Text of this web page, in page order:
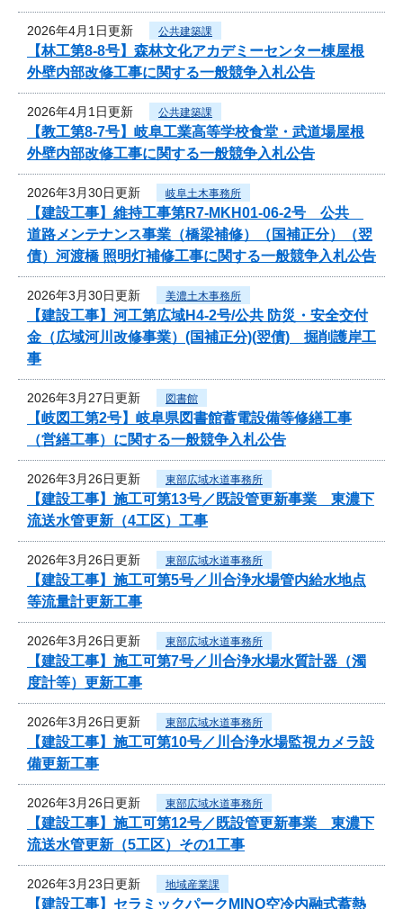
2026年4月1日更新 公共建築課
【林工第8-8号】森林文化アカデミーセンター棟屋根
外壁内部改修工事に関する一般競争入札公告
2026年4月1日更新 公共建築課
【教工第8-7号】岐阜工業高等学校食堂・武道場屋根
外壁内部改修工事に関する一般競争入札公告
2026年3月30日更新 岐阜土木事務所
【建設工事】維持工事第R7-MKH01-06-2号 公共
道路メンテナンス事業（橋梁補修）（国補正分）（翌
債）河渡橋 照明灯補修工事に関する一般競争入札公告
2026年3月30日更新 美濃土木事務所
【建設工事】河工第広域H4-2号/公共 防災・安全交付
金（広域河川改修事業）(国補正分)(翌債) 掘削護岸工
事
2026年3月27日更新 図書館
【岐図工第2号】岐阜県図書館蓄電設備等修繕工事
（営繕工事）に関する一般競争入札公告
2026年3月26日更新 東部広域水道事務所
【建設工事】施工可第13号／既設管更新事業 東濃下
流送水管更新（4工区）工事
2026年3月26日更新 東部広域水道事務所
【建設工事】施工可第5号／川合浄水場管内給水地点
等流量計更新工事
2026年3月26日更新 東部広域水道事務所
【建設工事】施工可第7号／川合浄水場水質計器（濁
度計等）更新工事
2026年3月26日更新 東部広域水道事務所
【建設工事】施工可第10号／川合浄水場監視カメラ設
備更新工事
2026年3月26日更新 東部広域水道事務所
【建設工事】施工可第12号／既設管更新事業 東濃下
流送水管更新（5工区）その1工事
2026年3月23日更新 地域産業課
【建設工事】セラミックパークMINO空冷内融式蓄熱